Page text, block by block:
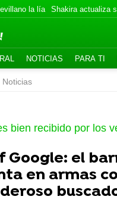
la lía Shakira actualiza
NOTICIAS PARA TI
Noticias
bien recibido por los
Google: el
en armas